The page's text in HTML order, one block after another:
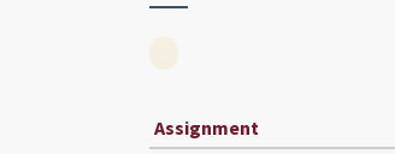
Assignment